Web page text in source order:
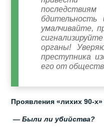
умалчивайте,
органы!
преступника
его от
Проявления «лихих 90-
— Были ли убийства?